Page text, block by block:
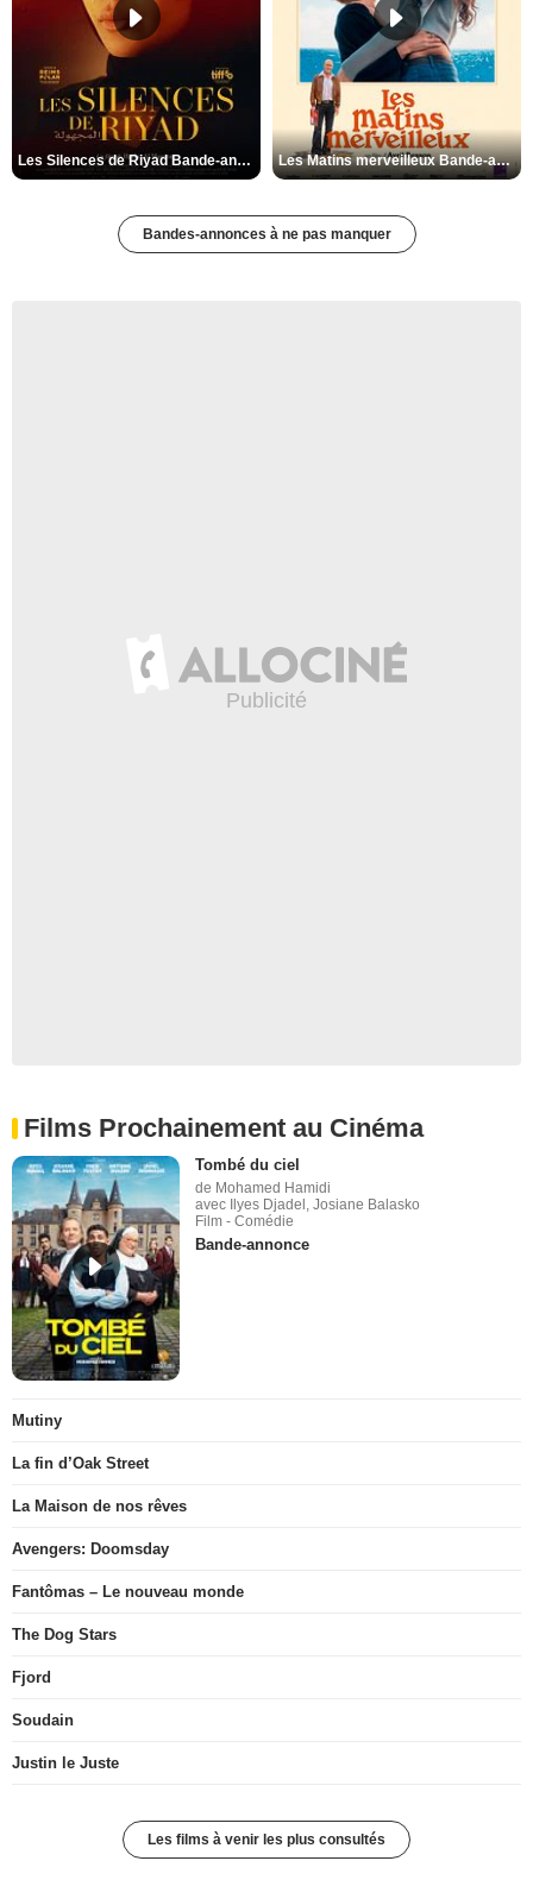
Les Silences de Riyad Bande-annonce VO STFR Les Matins merveilleux Bande-annonce VF
Bandes-annonces à ne pas manquer
Films Prochainement au Cinéma
Tombé du ciel
de Mohamed Hamidi
avec Ilyes Djadel, Josiane Balasko
Film - Comédie
Bande-annonce
Mutiny
La fin d’Oak Street
La Maison de nos rêves
Avengers: Doomsday
Fantômas – Le nouveau monde
The Dog Stars
Fjord
Soudain
Justin le Juste
Les films à venir les plus consultés